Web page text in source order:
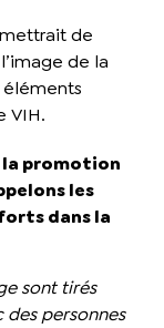
de
de la
éléments
VIH.
la promotion
les
dans la
sont tirés
des personnes